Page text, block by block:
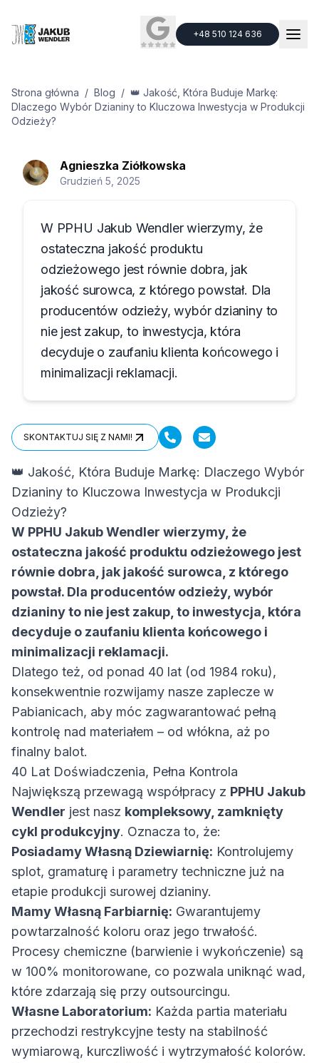
+48 510 124 636
+48 510 124 636
Strona główna / Blog / 👑 Jakość, Która Buduje Markę:
Dlaczego Wybór Dzianiny to Kluczowa Inwestycja w Produkcji
Odzieży?
Porady techniczne
👑 Jakość, Która Buduje Markę:
Dlaczego Wybór Dzianiny to
Produkcji Odzieży?
Agnieszka Ziółkowska
Grudzień 5, 2025
W PPHU Jakub Wendler wierzymy, że
ostateczna jakość produktu
odzieżowego jest równie dobra, jak
jakość surowca, z którego powstał. Dla
producentów odzieży, wybór dzianiny to
nie jest zakup, to inwestycja, która
decyduje o zaufaniu klienta końcowego i
minimalizacji reklamacji.
SKONTAKTUJ SIĘ Z NAMI!
SKONTAKTUJ SIĘ Z NAMI!
👑 Jakość, Która Buduje Markę: Dlaczego Wybór
Dzianiny to Kluczowa Inwestycja w Produkcji
Odzieży?
W PPHU Jakub Wendler wierzymy, że
ostateczna jakość produktu odzieżowego jest
równie dobra, jak jakość surowca, z którego
powstał. Dla producentów odzieży, wybór
dzianiny to nie jest zakup, to inwestycja, która
decyduje o zaufaniu klienta końcowego i
minimalizacji reklamacji.
Dlatego też, od ponad 40 lat (od 1984 roku),
konsekwentnie rozwijamy nasze zaplecze w
Pabianicach, aby móc zagwarantować pełną
kontrolę nad materiałem – od włókna, aż po
finalny balot.
40 Lat Doświadczenia, Pełna Kontrola
Największą przewagą współpracy z PPHU Jakub
Wendler jest nasz kompleksowy, zamknięty
cykl produkcyjny. Oznacza to, że:
Posiadamy Własną Dziewiarnię: Kontrolujemy
splot, gramaturę i parametry techniczne już na
etapie produkcji surowej dzianiny.
Mamy Własną Farbiarnię: Gwarantujemy
powtarzalność koloru oraz jego trwałość.
Procesy chemiczne (barwienie i wykończenie) są
w 100% monitorowane, co pozwala uniknąć wad,
które zdarzają się przy outsourcingu.
Własne Laboratorium: Każda partia materiału
przechodzi restrykcyjne testy na stabilność
wymiarową, kurczliwość i wytrzymałość kolorów.